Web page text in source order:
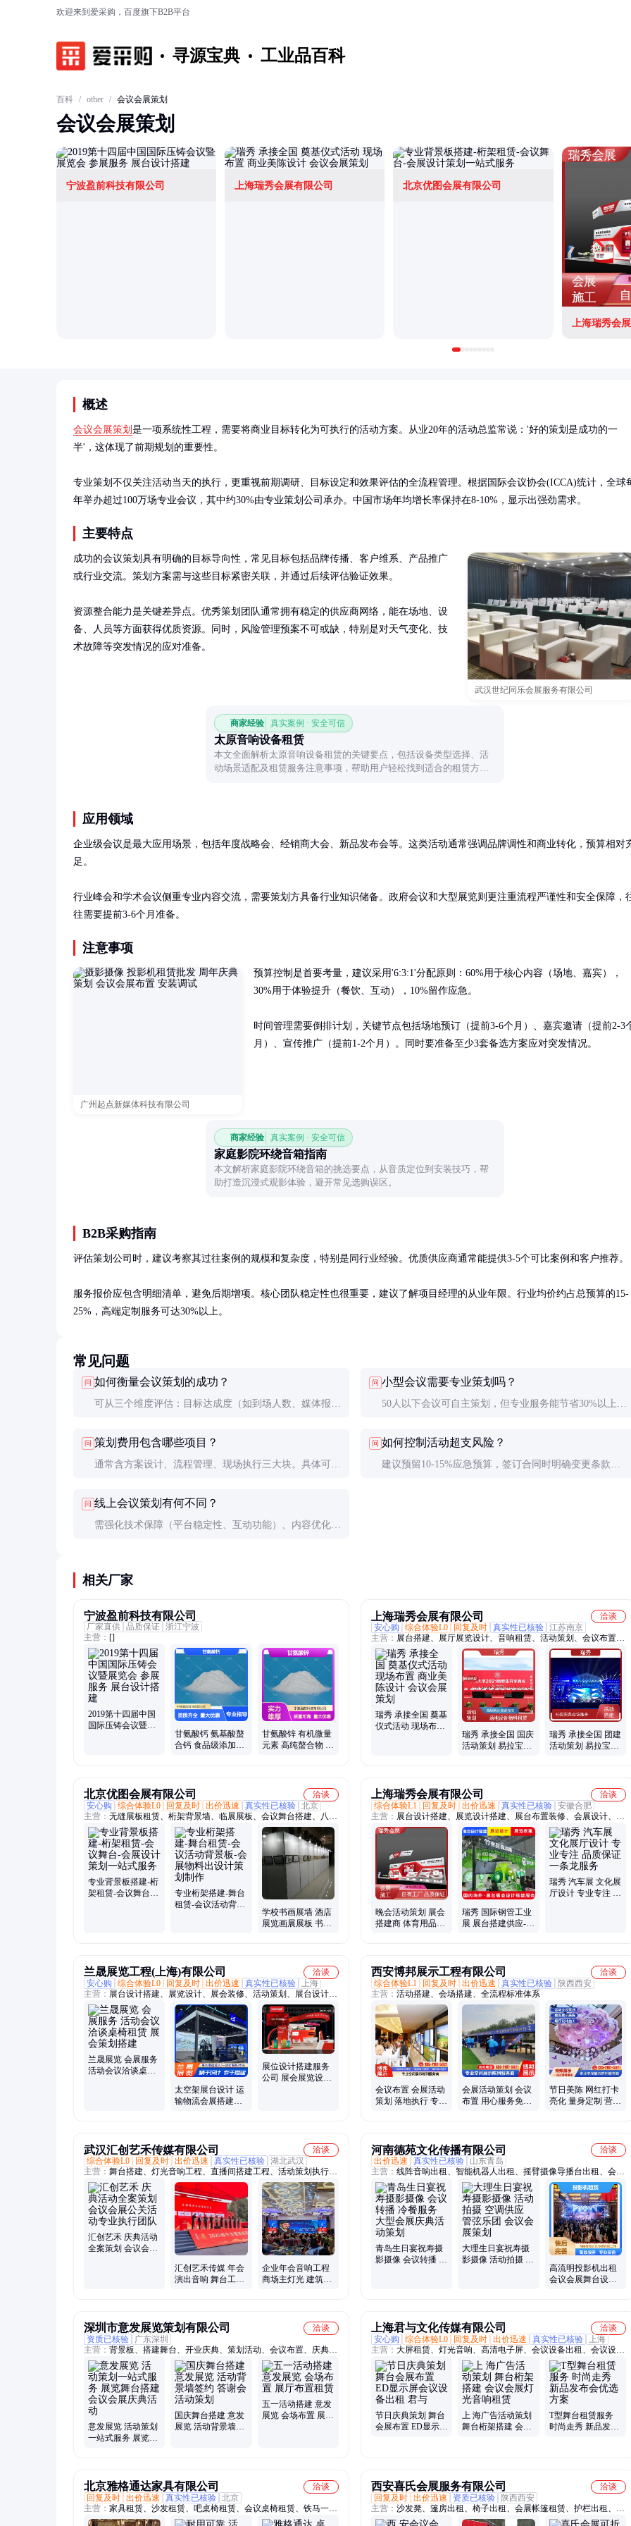
欢迎来到爱采购，百度旗下B2B平台
寻源宝典 工业品百科
百科 / other / 会议会展策划
会议会展策划
宁波盈前科技有限公司 上海瑞秀会展有限公司 北京优图会展有限公司
上海瑞秀会
概述
会议会展策划 是一项系统性工程，需要将商业目标转化为可执行的活动方案。从业20年的活动总监常说：'好的策划是成功的一
半'，这体现了前期规划的重要性。
专业策划不仅关注活动当天的执行，更重视前期调研、目标设定和效果评估的全流程管理。根据国际会议协会(ICCA)统计，全球
年举办超过100万场专业会议，其中约30%由专业策划公司承办。中国市场年均增长率保持在8-10%，显示出强劲需求。
主要特点
武汉世纪同乐会展服务有限公司
成功的会议策划具有明确的目标导向性，常见目标包括品牌传播、客户维系、产品推广
或行业交流。策划方案需与这些目标紧密关联，并通过后续评估验证效果。
资源整合能力是关键差异点。优秀策划团队通常拥有稳定的供应商网络，能在场地、设
备、人员等方面获得优质资源。同时，风险管理预案不可或缺，特别是对天气变化、技
术故障等突发情况的应对准备。
商家经验 真实案例 · 安全可信
太原音响设备租赁
本文全面解析太原音响设备租赁的关键要点，包括设备类型选择、活
动场景适配及租赁服务注意事项，帮助用户轻松找到适合的租赁方
应用领域
企业级会议是最大应用场景，包括年度战略会、经销商大会、新品发布会等。这类活动通常强调品牌调性和商业转化，预算相对
足。
行业峰会和学术会议侧重专业内容交流，需要策划方具备行业知识储备。政府会议和大型展览则更注重流程严谨性和安全保障，
往需要提前3-6个月准备。
注意事项
广州起点新媒体科技有限公司
预算控制是首要考量，建议采用'6:3:1'分配原则：60%用于核心内容（场地、嘉宾），
30%用于体验提升（餐饮、互动），10%留作应急。
时间管理需要倒排计划，关键节点包括场地预订（提前3-6个月）、嘉宾邀请（提前2-3
月）、宣传推广（提前1-2个月）。同时要准备至少3套备选方案应对突发情况。
商家经验 真实案例 · 安全可信
家庭影院环绕音箱指南
本文解析家庭影院环绕音箱的挑选要点，从音质定位到安装技巧，帮
助打造沉浸式观影体验，避开常见选购误区。
B2B采购指南
评估策划公司时，建议考察其过往案例的规模和复杂度，特别是同行业经验。优质供应商通常能提供3-5个可比案例和客户推荐。
服务报价应包含明细清单，避免后期增项。核心团队稳定性也很重要，建议了解项目经理的从业年限。行业均价约占总预算的15-
25%，高端定制服务可达30%以上。
常见问题
问 如何衡量会议策划的成功？
可从三个维度评估：目标达成度（如到场人数、媒体报道
生的商业价值与成本比）。
问 小型会议需要专业策划吗？
50人以下会议可自主策划，但专业服务能节省30%以上时
荐。
问 策划费用包含哪些项目？
通常含方案设计、流程管理、现场执行三大块。具体可能
余项服务。
问 如何控制活动超支风险？
建议预留10-15%应急预算，签订合同时明确变更条款，
问 线上会议策划有何不同？
需强化技术保障（平台稳定性、互动功能）、内容优化
相关厂家
宁波盈前科技有限公司
厂家直供 品质保证 浙江宁波
主营： []
2019第十四届中国
国际压铸会议暨展
甘氨酸钙 氨基酸螯
合钙 食品级添加剂
甘氨酸锌 有机微量
元素 高纯螯合物 氨
上海瑞秀会展有限公司
洽谈
安心购
综合体验L0 回复及时 真实性已核验 江苏南京
主营： 展台搭建、展厅展览设计、音响租赁、活动策划、会议布置、
现场布置、物料租赁、舞台布置、背景板制作、LED大屏租赁、舞台
灯光音响设备租赁、舞台搭建、桁架搭建
瑞秀 承接全国 奠基
仪式活动 现场布置
瑞秀 承接全国 国庆
活动策划 易拉宝指
瑞秀 承接全国 团建
活动策划 易拉宝指
北京优图会展有限公司
洽谈
安心购
综合体验L0 回复及时 出价迅速 真实性已核验 北京
主营： 无缝展板租赁、桁架背景墙、临展展板、会议舞台搭建、八棱
柱展板租赁、标摊铝料订做、展会标摊搭建、挂画展板租赁、定做书
画展板、北京展板租赁、无缝展墙租赁、八棱柱展位铝材、书画展架
背墙、艺术画展布置、博物馆展墙出租、八棱柱展板销售、画展活动
设计搭建、画展背板出租、标摊铝材、展览标摊、画展展墙、展板展
墙、折叠屏风展板、展览铝料、展位租赁、艺术挂画板墙
专业背景板搭建-桁
架租赁-会议舞台-
专业桁架搭建-舞台
租赁-会议活动背景
学校书画展墙 酒店
展览画展展板 书法
上海瑞秀会展有限公司
洽谈
综合体验L1
回复及时 出价迅速 真实性已核验 安徽合肥
主营： 展台设计搭建、展览设计搭建、展台布置装修、会展设计、活
动策划、会展服务、展厅设计制作、展览馆设计制作、展会搭建、展
台搭建、展位装修、展览展位搭建、美陈制作、展台制作
晚会活动策划 展会
搭建商 体育用品展
瑞秀 国际钢管工业
展 展台搭建供应-商
瑞秀 汽车展 文化展
厅设计 专业专注 品
兰晟展览工程(上海)有限公司
洽谈
安心购
综合体验L0 回复及时 出价迅速 真实性已核验
上海
主营： 展台设计搭建、展览设计、展会装修、活动策划、展台设计、
展览公司、企业展厅设计施工、展台搭建、展览设计制作、展览制
作、上海展台搭建、上海展览设计
兰晟展览 会展服务
活动会议洽谈桌椅
太空架展台设计 运
输物流会展搭建展
展位设计搭建服务
公司 展会展览设计
西安博邦展示工程有限公司
洽谈
综合体验L1
回复及时 出价迅速 真实性已核验 陕西西安
主营： 活动搭建、会场搭建、全流程标准体系
会议布置 会展活动
策划 落地执行 专业
会展活动策划 会议
布置 用心服务免费
节日美陈 网红打卡
亮化 量身定制 营造
武汉汇创艺禾传媒有限公司
洽谈
综合体验L0
回复及时 出价迅速 真实性已核验 湖北武汉
主营： 舞台搭建、灯光音响工程、直播间搭建工程、活动策划执行公
关、户外大型演出设备、KTV音响灯光大屏工程
汇创艺禾 庆典活动
全案策划 会议会展
汇创艺禾传媒 年会
演出音响 舞台工程
企业年会音响工程
商场主灯光 建筑点
河南德苑文化传播有限公司
洽谈
出价迅速
真实性已核验
山东青岛
主营： 线阵音响出租、智能机器人出租、摇臂摄像导播台出租、会展
活动空调出租、开业庆典策划执行、开工典礼策划执行、会议活动摄
影摄像、舞台灯光音响出租、启动道具出租、LED大屏出租、高流明
投影出租、电视机饮水机出租、桁架背景板搭建、开业皇家礼炮出
租、无人机吊运吊装、摄影摄像跟拍航拍、摇臂摄像出租、无人机飞
行表演服务、照片直播视频直播、企业宣传片拍摄制作、广告物料设
计制作加工、广告宣传车出租、55-100寸电视机出租、无人机航拍测
绘3D建模、多机位讯道直播
青岛生日宴祝寿摄
影摄像 会议转播 冷
大理生日宴祝寿摄
影摄像 活动拍摄 空
高流明投影机出租
会议会展舞台设备
深圳市意发展览策划有限公司
洽谈
资质已核验
广东深圳
主营： 背景板、搭建舞台、开业庆典、策划活动、会议布置、庆典策
划、活动会议、舞台租赁、年会背景、展台搭建、年会布展、年会晚
宴、展台制作、展板搭建、年会舞台、搭建桁架、开盘活动、舞台出
租、灯光音响、背景桁架、搭建展会、帐篷搭建、桁架租赁、桁架帐
篷、背景搭建
意发展览 活动策划
一站式服务 展览舞
国庆舞台搭建 意发
展览 活动背景墙签
五一活动搭建 意发
展览 会场布置 展厅
上海君与文化传媒有限公司
洽谈
安心购
综合体验L0 回复及时 出价迅速 真实性已核验
上海
主营： 大屏租赁、灯光音响、高清电子屏、会议设备出租、会议设备
租赁、会议搭建、会议室LED屏幕出租、舞台出租、Led屏租赁、年
会布置、校庆活动布置、奠基仪式布置、音响设备出租、发布会布
置、巡展活动搭建、舞美设备租赁、海报背景板出租、舞台搭建租
赁、移动舞台屏租赁、写字楼出租、音响灯光设备租赁、车展布置、
租赁LED显示屏、灯光音响租赁、发布会场地出租
节日庆典策划 舞台
会展布置 ED显示屏
上 海广告活动策划
舞台桁架搭建 会议
T型舞台租赁服务
时尚走秀 新品发布
北京雅格通达家具有限公司
洽谈
回复及时 出价迅速 真实性已核验 北京
主营： 家具租赁、沙发租赁、吧桌椅租赁、会议桌椅租赁、铁马一米
线租赁、茶几租赁、折叠桌椅租赁、龙门架租赁、宴会桌椅租赁、洽
西安喜氏会展服务有限公司
洽谈
回复及时 出价迅速 资质已核验 陕西西安
主营： 沙发凳、篷房出租、椅子出租、会展帐篷租赁、护栏出租、护
栏租赁、婚礼篷房、沙发出租、桌子出租、酒店帐篷、婚庆蓬房、婚